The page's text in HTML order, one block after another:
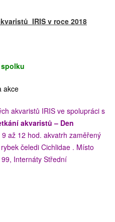
IRIS v roce 2018
akce
akvaristů IRIS ve spolupráci s
akvaristů – Den
až 12 hod. akvatrh zaměřený
čeledi Cichlidae . Místo
Internáty Střední